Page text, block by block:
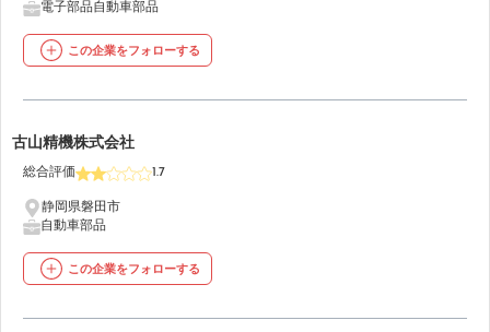
電子部品自動車部品
この企業をフォローする
34
古山精機株式会社
総合評価 1.7
静岡県磐田市
自動車部品
この企業をフォローする